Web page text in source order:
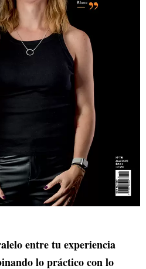
entre tu experiencia
lo práctico con lo